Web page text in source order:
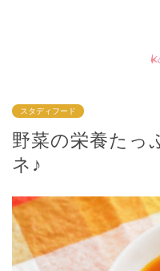
スタディフード
野菜の栄養たっ
ネ♪